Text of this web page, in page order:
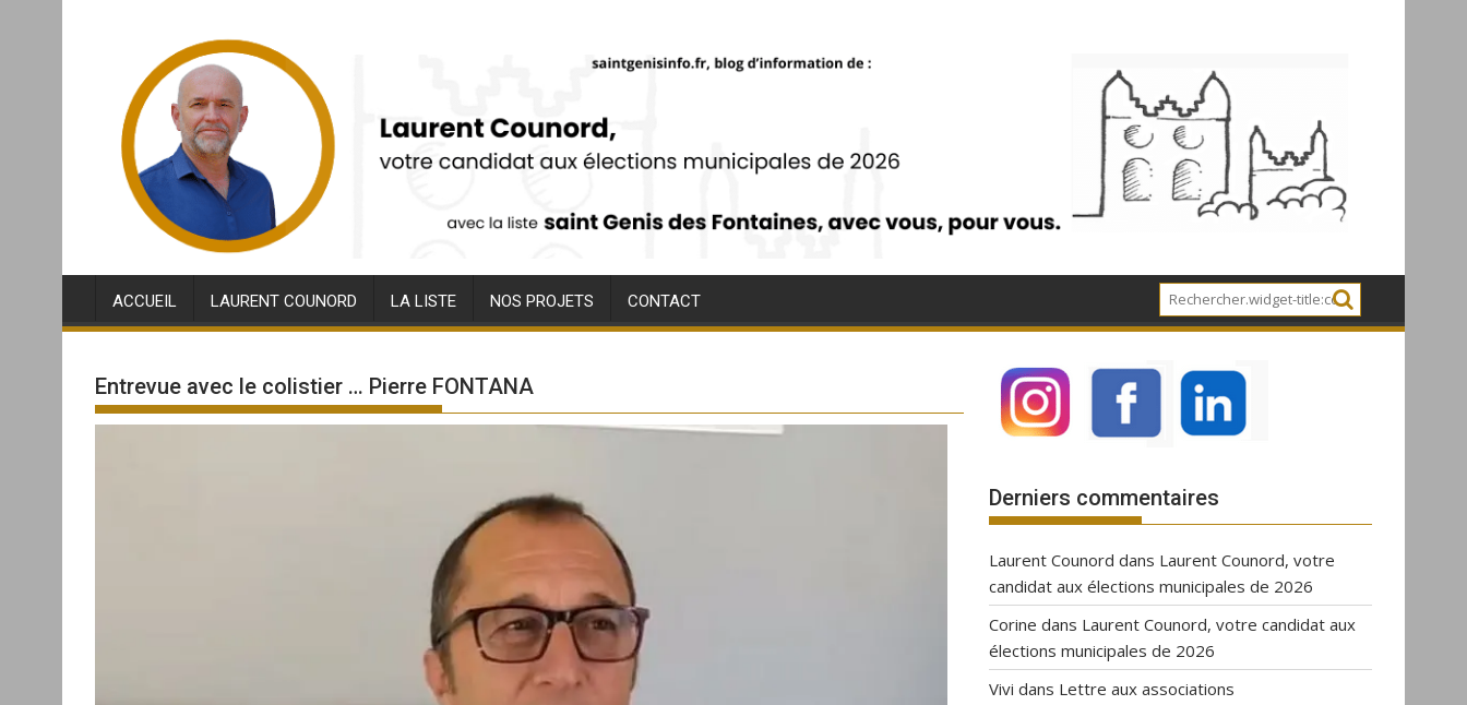
ACCUEIL LAURENT COUNORD LA LISTE NOS PROJETS CONTACT
Entrevue avec le colistier … Pierre FONTANA
Derniers commentaires
Laurent Counord dans Laurent Counord, votre
candidat aux élections municipales de 2026
Corine dans Laurent Counord, votre candidat aux
élections municipales de 2026
Vivi dans Lettre aux associations